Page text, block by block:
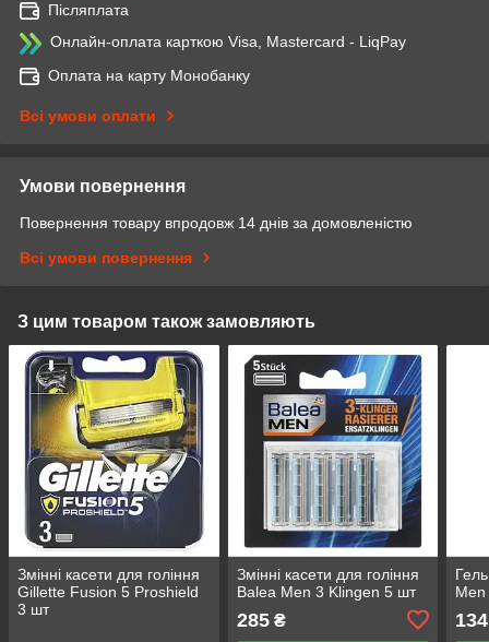
Післяплата
Онлайн-оплата карткою Visa, Mastercard - LiqPay
Оплата на карту Монобанку
Всі умови оплати
Умови повернення
Повернення товару впродовж 14 днів за домовленістю
Всі умови повернення
З цим товаром також замовляють
Змінні касети для гоління
Gillette Fusion 5 Proshield
3 шт
Змінні касети для гоління
Balea Men 3 Klingen 5 шт
285₴ 134